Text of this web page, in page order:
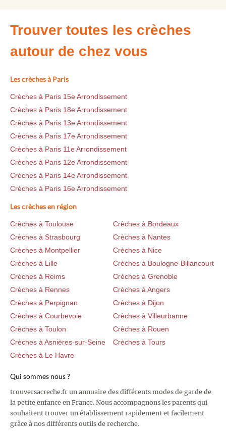
Trouver toutes les crèches
autour de chez vous
Les crèches à Paris
Crèches à Paris 15e Arrondissement
Crèches à Paris 18e Arrondissement
Crèches à Paris 13e Arrondissement
Crèches à Paris 17e Arrondissement
Crèches à Paris 11e Arrondissement
Crèches à Paris 12e Arrondissement
Crèches à Paris 14e Arrondissement
Crèches à Paris 16e Arrondissement
Les crèches en région
Crèches à Toulouse
Crèches à Bordeaux
Crèches à Strasbourg
Crèches à Nantes
Crèches à Montpellier
Crèches à Nice
Crèches à Lille
Crèches à Boulogne-Billancourt
Crèches à Reims
Crèches à Grenoble
Crèches à Rennes
Crèches à Angers
Crèches à Perpignan
Crèches à Dijon
Crèches à Courbevoie
Crèches à Villeurbanne
Crèches à Toulon
Crèches à Rouen
Crèches à Asnières-sur-Seine
Crèches à Tours
Crèches à Le Havre
Qui sommes nous ?
trouversacreche.fr un annuaire des différents modes de garde de
la petite enfance en France. Nous accompagnons les parents qui
souhaitent trouver un établissement rapidement et facilement
grâce à nos différents outils de recherche.